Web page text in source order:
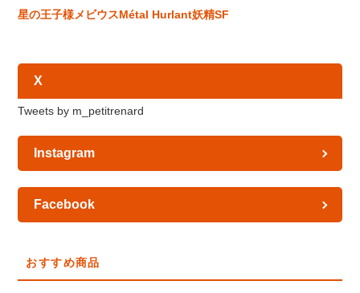
星の王子様メビウスMétal Hurlant妖精SF
X
Tweets by m_petitrenard
Instagram
Facebook
おすすめ商品